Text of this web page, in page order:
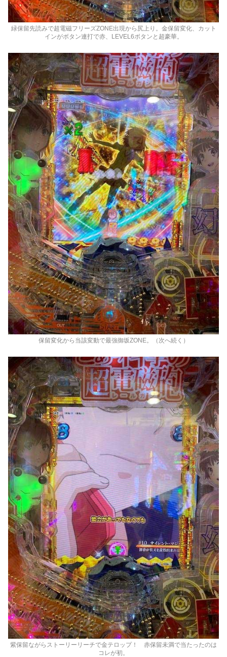
緑保留先読みで超電磁フリーズZONE出現から尻上り。金保留変化、カット
インがボタン連打で赤、LEVEL6ボタンと超豪華。
保留変化から当該変動で最強御坂ZONE。（次へ続く）
紫保留ながらストーリーリーチで金テロップ！ 赤保留未満で当たったのは
コレが初。